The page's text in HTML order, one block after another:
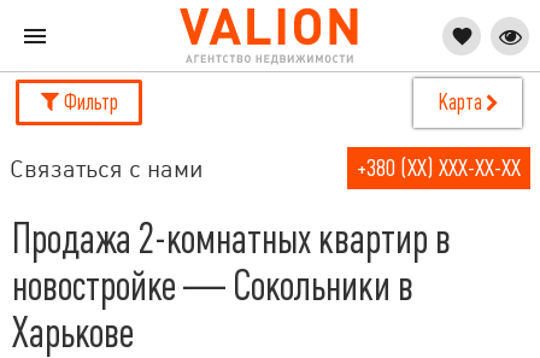
Фильтр Карта
Связаться с нами +380 (XX) XXX-XX-XX
Продажа 2-комнатных квартир в
новостройке — Сокольники в
Харькове